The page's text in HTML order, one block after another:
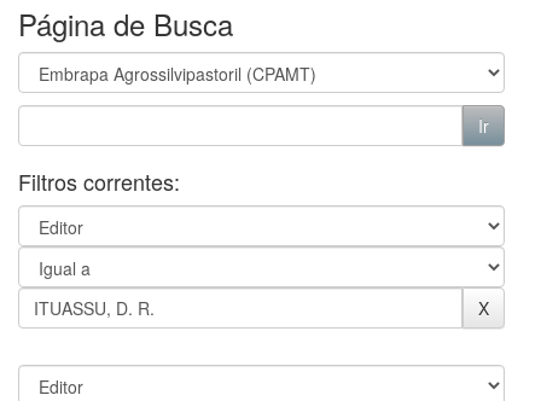
Página de Busca
Filtros correntes: